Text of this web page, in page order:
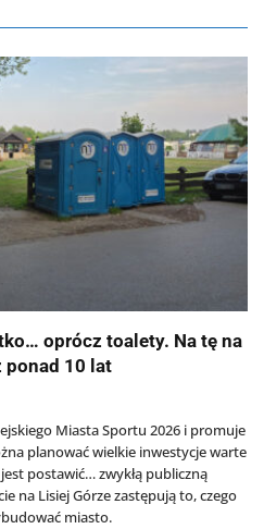
oprócz toalety. Na tę na
ponad 10 lat
Miasta Sportu 2026 i promuje
planować wielkie inwestycje warte
postawić… zwykłą publiczną
na Lisiej Górze zastępują to, czego
miasto.